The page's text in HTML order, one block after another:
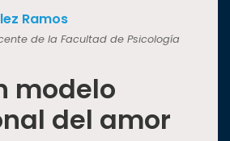
Ramos
de la Facultad de Psicología
modelo
del amor